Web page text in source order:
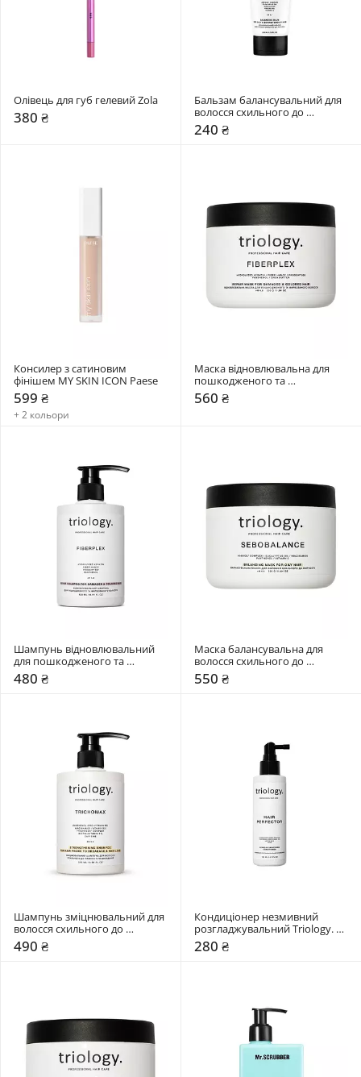
Олівець для губ гелевий Zola
380 ₴
Бальзам балансувальний для
волосся схильного до
жирності Triology. Sebobalance
240 ₴
Консилер з сатиновим
фінішем MY SKIN ICON Paese
599 ₴
+ 2 кольори
Маска відновлювальна для
пошкодженого та
фарбованого волосся Triology.
Fiberplex
560 ₴
Шампунь відновлювальний
для пошкодженого та
фарбованого волосся Triology.
Fiberplex
480 ₴
Маска балансувальна для
волосся схильного до
жирності Triology. Sebobalance
550 ₴
Шампунь зміцнювальний для
волосся схильного до
ламкості та випадіння Triology.
Trichomax
490 ₴
Кондиціонер незмивний
розгладжувальний Triology.
Hair Perfector
280 ₴